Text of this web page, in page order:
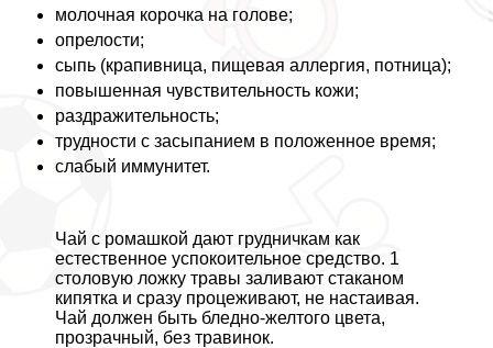
молочная корочка на голове;
опрелости;
сыпь (крапивница, пищевая аллергия, потница);
повышенная чувствительность кожи;
раздражительность;
трудности с засыпанием в положенное время;
слабый иммунитет.
Чай с ромашкой дают грудничкам как
естественное успокоительное средство. 1
столовую ложку травы заливают стаканом
кипятка и сразу процеживают, не настаивая.
Чай должен быть бледно-желтого цвета,
прозрачный, без травинок.